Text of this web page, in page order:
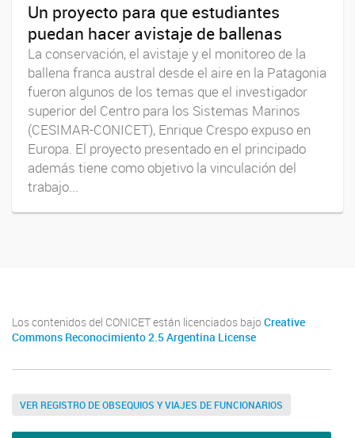
Un proyecto para que estudiantes
puedan hacer avistaje de ballenas
La conservación, el avistaje y el monitoreo de la
ballena franca austral desde el aire en la Patagonia
fueron algunos de los temas que el investigador
superior del Centro para los Sistemas Marinos
(CESIMAR-CONICET), Enrique Crespo expuso en
Europa. El proyecto presentado en el principado
además tiene como objetivo la vinculación del
trabajo...
Los contenidos del CONICET están licenciados bajo Creative
Commons Reconocimiento 2.5 Argentina License
VER REGISTRO DE OBSEQUIOS Y VIAJES DE FUNCIONARIOS